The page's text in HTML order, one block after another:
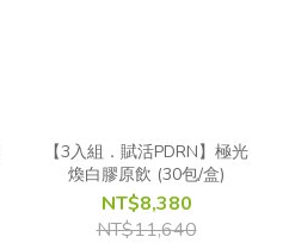
【3入組．賦活PDRN】極光
煥白膠原飲 (30包/盒)
NT$8,380
NT$11,640